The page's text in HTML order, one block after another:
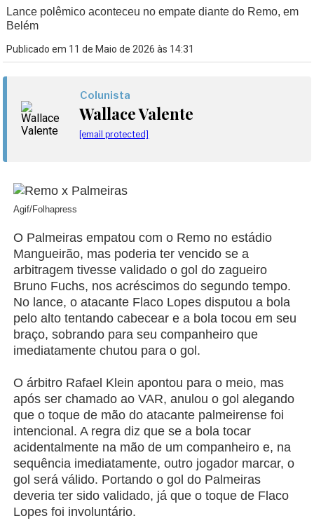
Lance polêmico aconteceu no empate diante do Remo, em
Belém
Publicado em 11 de Maio de 2026 às 14:31
Colunista
Wallace Valente
[email protected]
Agif/Folhapress
O Palmeiras empatou com o Remo no estádio
Mangueirão, mas poderia ter vencido se a
arbitragem tivesse validado o gol do zagueiro
Bruno Fuchs, nos acréscimos do segundo tempo.
No lance, o atacante Flaco Lopes disputou a bola
pelo alto tentando cabecear e a bola tocou em seu
braço, sobrando para seu companheiro que
imediatamente chutou para o gol.
O árbitro Rafael Klein apontou para o meio, mas
após ser chamado ao VAR, anulou o gol alegando
que o toque de mão do atacante palmeirense foi
intencional. A regra diz que se a bola tocar
acidentalmente na mão de um companheiro e, na
sequência imediatamente, outro jogador marcar, o
gol será válido. Portando o gol do Palmeiras
deveria ter sido validado, já que o toque de Flaco
Lopes foi involuntário.